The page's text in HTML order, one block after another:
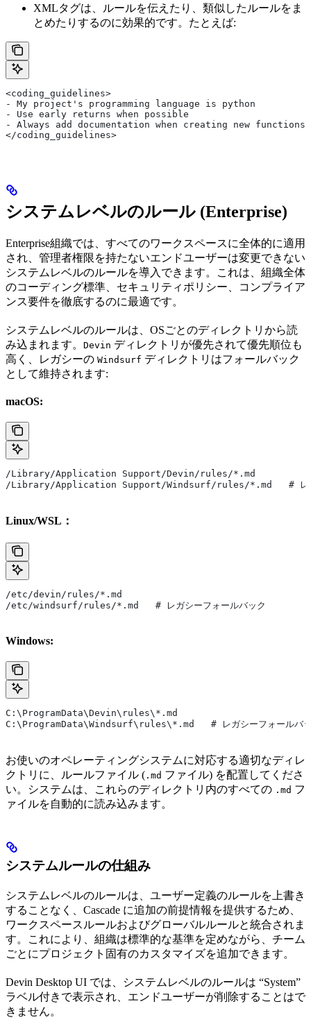
XMLタグは、ルールを伝えたり、類似したルールをま
とめたりするのに効果的です。たとえば:
<coding_guidelines>
- My project's programming language is python
- Use early returns when possible
- Always add documentation when creating new functions
</coding_guidelines>
システムレベルのルール (Enterprise)
Enterprise組織では、すべてのワークスペースに全体的に適用
され、管理者権限を持たないエンドユーザーは変更できない
システムレベルのルールを導入できます。これは、組織全体
のコーディング標準、セキュリティポリシー、コンプライア
ンス要件を徹底するのに最適です。
システムレベルのルールは、OSごとのディレクトリから読
み込まれます。 Devin ディレクトリが優先されて優先順位も
高く、レガシーの Windsurf ディレクトリはフォールバック
として維持されます:
macOS:
/Library/Application Support/Devin/rules/*.md
/Library/Application Support/Windsurf/rules/*.md   # レガシ
Linux/WSL：
/etc/devin/rules/*.md
/etc/windsurf/rules/*.md   # レガシーフォールバック
Windows:
C:\ProgramData\Devin\rules\*.md
C:\ProgramData\Windsurf\rules\*.md   # レガシーフォールバ
お使いのオペレーティングシステムに対応する適切なディレ
クトリに、ルールファイル ( .md ファイル) を配置してくださ
い。システムは、これらのディレクトリ内のすべての .md フ
ァイルを自動的に読み込みます。
システムルールの仕組み
システムレベルのルールは、ユーザー定義のルールを上書き
することなく、Cascade に追加の前提情報を提供するため、
ワークスペースルールおよびグローバルルールと統合されま
す。これにより、組織は標準的な基準を定めながら、チーム
ごとにプロジェクト固有のカスタマイズを追加できます。
Devin Desktop UI では、システムレベルのルールは “System”
ラベル付きで表示され、エンドユーザーが削除することはで
きません。